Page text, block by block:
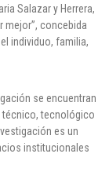
Salazar y Herrera,
mejor”, concebida
individuo, familia,
se encuentran
técnico, tecnológico
es un
institucionales